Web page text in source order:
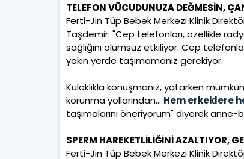
TELEFON VÜCUDUNUZA DEĞMESİN,
Ferti-Jin Tüp Bebek Merkezi Klinik
Taşdemir: "Cep telefonları, özellikle
sağlığını olumsuz etkiliyor. Cep
yakın yerde taşımamanız gerekiyor.
Kulaklıkla konuşmanız, yatarken
korunma yollarından… Hem erkeklere
taşımalarını öneriyorum" diyerek
SPERM HAREKETLİLİĞİNİ AZALTIYOR,
Ferti-Jin Tüp Bebek Merkezi Klinik